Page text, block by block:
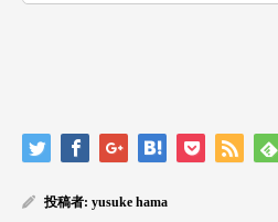
投稿者: yusuke hama